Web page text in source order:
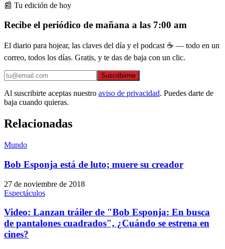
📰 Tu edición de hoy
Recibe el periódico de mañana a las 7:00 am
El diario para hojear, las claves del día y el podcast ☕ — todo en un
correo, todos los días. Gratis, y te das de baja con un clic.
Suscribirme
Al suscribirte aceptas nuestro aviso de privacidad. Puedes darte de
baja cuando quieras.
Relacionadas
Mundo
Bob Esponja está de luto; muere su creador
27 de noviembre de 2018
Espectáculos
Video: Lanzan tráiler de "Bob Esponja: En busca
de pantalones cuadrados", ¿Cuándo se estrena en
cines?